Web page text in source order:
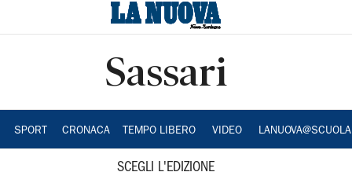
Sassari
SPORT CRONACA TEMPO LIBERO VIDEO LANUOVA@SCUOLA
SCEGLI L'EDIZIONE